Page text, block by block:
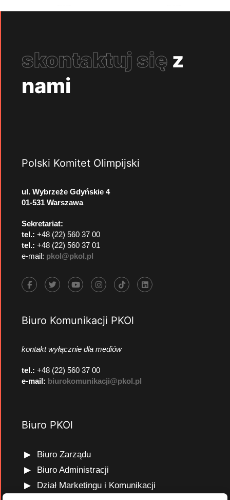
skontaktuj się z
nami
Polski Komitet Olimpijski
ul. Wybrzeże Gdyńskie 4
01-531 Warszawa
Sekretariat:
tel.: +48 (22) 560 37 00
tel.: +48 (22) 560 37 01
e-mail: pkol@pkol.pl
Biuro Komunikacji PKOl
kontakt wyłącznie dla mediów
tel.: +48 (22) 560 37 00
e-mail: biurokomunikacji@pkol.pl
Biuro PKOl
Biuro Zarządu
Biuro Administracji
Dział Marketingu i Komunikacji